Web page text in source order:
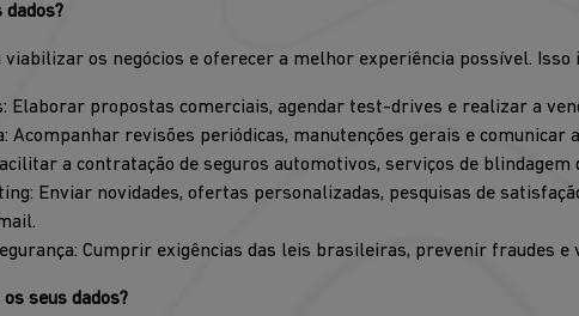
dados?
viabilizar os negócios e oferecer a melhor experiência possível. Isso
Elaborar propostas comerciais, agendar test-drives e realizar a
Acompanhar revisões periódicas, manutenções gerais e
a contratação de seguros automotivos, serviços de
Enviar novidades, ofertas personalizadas, pesquisas de
Cumprir exigências das leis brasileiras, prevenir fraudes e
seus dados?